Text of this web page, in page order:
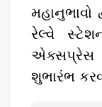
p
o
k
મહાનુભાવો
રેલ્વે
એક્સપ્રેસ
શુભારંભ